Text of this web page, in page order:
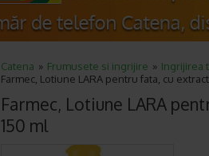
Catena Frumusete si ingrijire
Ingrijirea
Farmec, Lotiune LARA pentru fata, cu
Farmec, Lotiune LARA
150 ml